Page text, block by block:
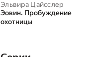
Эльвира Цайсслер
Эовин. Пробуждение
охотницы